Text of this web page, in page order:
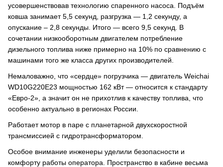
усовершенствовав технологию спаренного насоса. Подъём
ковша занимает 5,5 секунд, разгрузка — 1,2 секунду, а
опускание – 2,8 секунды. Итого — всего 9,5 секунд. В
сочетании низкооборотным двигателем потребление
дизельного топлива ниже примерно на 10% по сравнению с
машинами того же класса других производителей.
Немаловажно, что «сердце» погрузчика — двигатель Weichai
WD10G220E23 мощностью 162 кВт — относится к стандарту
«Евро-2», а значит он не прихотлив к качеству топлива, что
особенно актуально в регионах России.
Работает мотор в паре с планетарной двухскоростной
трансмиссией с гидротрансформатором.
Особое внимание инженеры уделили безопасности и
комфорту работы оператора. Пространство в кабине весьма